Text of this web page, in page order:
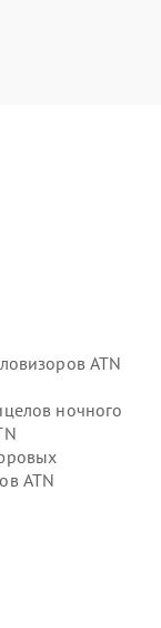
ATN
ночного
ATN